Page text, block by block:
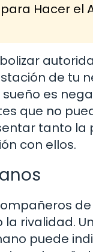
Hacer el
de tu
es
que no
tanto
con ellos.
rivalidad.
puede